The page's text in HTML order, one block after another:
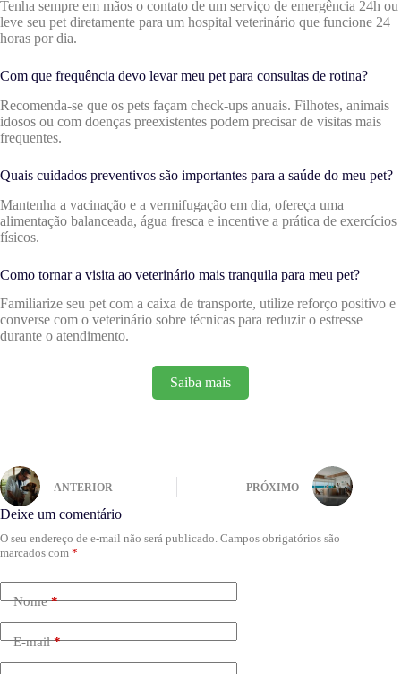
Tenha sempre em mãos o contato de um serviço de emergência 24h ou
leve seu pet diretamente para um hospital veterinário que funcione 24
horas por dia.
Com que frequência devo levar meu pet para consultas de rotina?
Recomenda-se que os pets façam check-ups anuais. Filhotes, animais
idosos ou com doenças preexistentes podem precisar de visitas mais
frequentes.
Quais cuidados preventivos são importantes para a saúde do meu pet?
Mantenha a vacinação e a vermifugação em dia, ofereça uma
alimentação balanceada, água fresca e incentive a prática de exercícios
físicos.
Como tornar a visita ao veterinário mais tranquila para meu pet?
Familiarize seu pet com a caixa de transporte, utilize reforço positivo e
converse com o veterinário sobre técnicas para reduzir o estresse
durante o atendimento.
Saiba mais
ANTERIOR PRÓXIMO
Deixe um comentário
O seu endereço de e-mail não será publicado. Campos obrigatórios são
marcados com *
Nome*
E-mail*